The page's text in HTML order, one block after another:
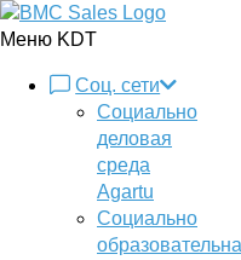
Меню KDT
Соц. сети
Социально
деловая
среда
Agartu
Социально